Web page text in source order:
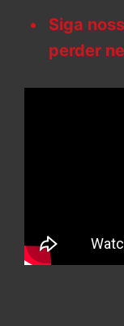
Siga
perder